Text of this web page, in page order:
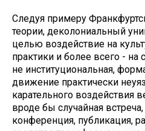
Следуя примеру
теории, деколониальный
целью воздействие на
практики и более всего - на
не институциональная,
движение практически
карательного воздействия
вроде бы случайная
конференция, публикация,